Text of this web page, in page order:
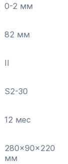
0-2 мм
82 мм
II
S2-30
12 мес
280x90x220
мм